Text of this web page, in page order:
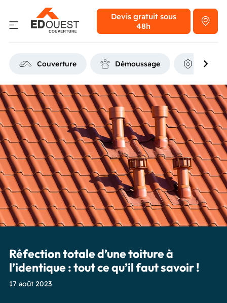
Devis gratuit sous
48h
Couverture Démoussage
Réfection totale d’une toiture à
l’identique : tout ce qu’il faut savoir !
17 août 2023